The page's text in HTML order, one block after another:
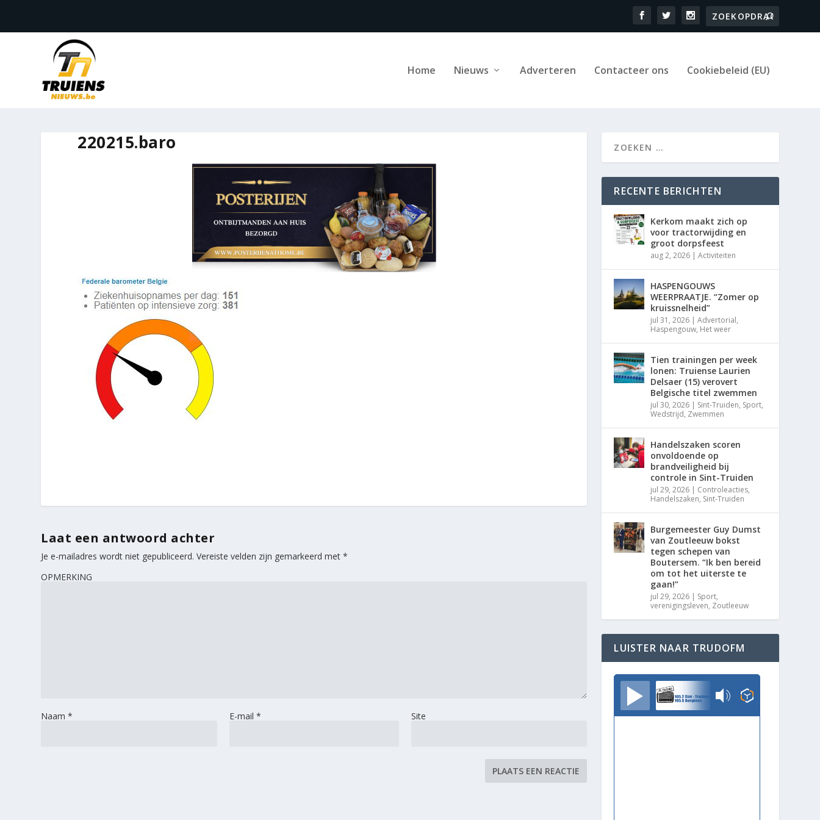
Home Nieuws Adverteren Contacteer ons Cookiebeleid (EU)
220215.baro
Laat een antwoord achter
Je e-mailadres wordt niet gepubliceerd. Vereiste velden zijn gemarkeerd met*
OPMERKING
Naam* E-mail * Site
RECENTE BERICHTEN
Kerkom maakt zich op
voor tractorwijding en
groot dorpsfeest
aug 2, 2026 |Activiteiten
HASPENGOUWS
WEERPRAATJE. “Zomer op
kruissnelheid”
jul 31, 2026 |Advertorial,
Haspengouw, Het weer
Tien trainingen per week
lonen: Truiense Laurien
Delsaer (15) verovert
Belgische titel zwemmen
jul 30, 2026 | Sint-Truiden, Sport,
Wedstrijd, Zwemmen
Handelszaken scoren
onvoldoende op
brandveiligheid bij
controle in Sint-Truiden
jul 29, 2026 | Controleacties,
Handelszaken, Sint-Truiden
Burgemeester Guy Dumst
van Zoutleeuw bokst
tegen schepen van
Boutersem. “Ik ben bereid
om tot het uiterste te
gaan!”
jul 29, 2026 | Sport,
verenigingsleven, Zoutleeuw
LUISTER NAAR TRUDOFM
TrudoFM